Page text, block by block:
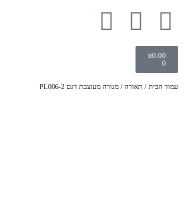
₪0.00
0
עמוד הבית / תאורה / מנורה מעוצבת דגם PL006-2